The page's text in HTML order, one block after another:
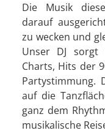
Die Musik
darauf
zu wecken und
Unser DJ
Charts, Hits der
Partystimmung.
auf die
ganz dem
musikalische